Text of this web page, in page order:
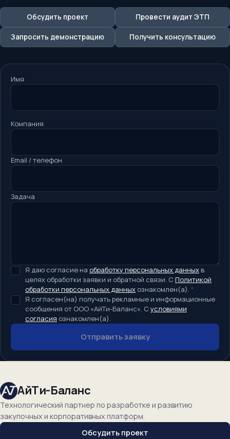
Обсудить проект Провести аудит ЭТП
Запросить демонстрацию Получить консультацию
Имя
Компания
Email / телефон
Задача
Я даю согласие на обработку персональных данных в
целях обработки заявки и обратной связи. С Политикой
обработки персональных данных ознакомлен(а). *
Я согласен(на) получать рекламные и информационные
сообщения от ООО «АйТи-Баланс». С условиями
согласия ознакомлен(а).
Отправить заявку
АйТи-Баланс
Технологический партнер по разработке и развитию
закупочных и корпоративных платформ.
Обсудить проект